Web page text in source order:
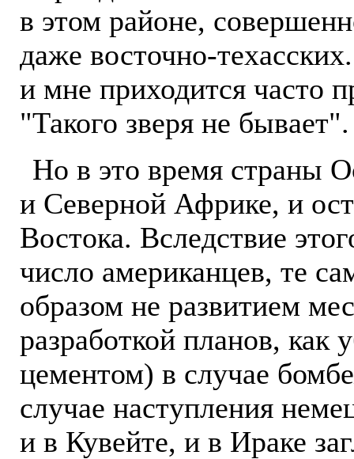
в этом районе,
даже восточно-
и мне приходится часто
"Такого зверя не бывает".
Но в это время страны
и Северной Африке, и
Востока. Вследствие
число американцев, те
образом не развитием
разработкой планов, как
цементом) в случае
случае наступления
и в Кувейте, и в Ираке